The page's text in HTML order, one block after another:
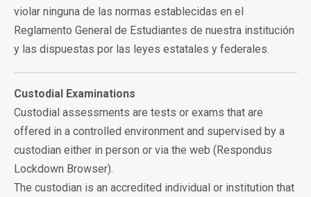
violar ninguna de las normas establecidas en el
Reglamento General de Estudiantes de nuestra institución
y las dispuestas por las leyes estatales y federales.
Custodial Examinations
Custodial assessments are tests or exams that are
offered in a controlled environment and supervised by a
custodian either in person or via the web (Respondus
Lockdown Browser).
The custodian is an accredited individual or institution that